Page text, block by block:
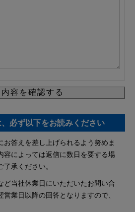
必ず以下をお読みください
お答えを差し上げられるよう努めま
容によっては返信に数日を要する場
承ください。
ど当社休業日にいただいたお問い合
業日以降の回答となりますので、